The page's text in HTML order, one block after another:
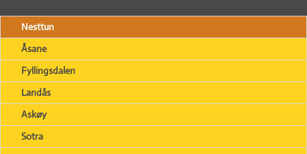
Nesttun
Åsane
Fyllingsdalen
Landås
Askøy
Sotra